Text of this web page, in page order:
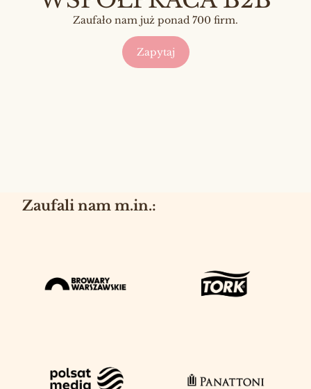
Zaufało nam już ponad 700 firm.
Zapytaj
Zaufali nam m.in.: